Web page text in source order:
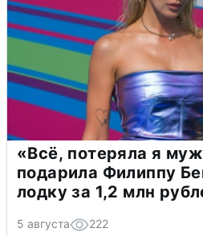
«Всё, потеряла я
подарила Филиппу
лодку за 1,2 млн
5 августа 222